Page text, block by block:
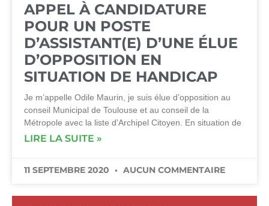
APPEL À CANDIDATURE
POUR UN POSTE
D’ASSISTANT(E) D’UNE ÉLUE
D’OPPOSITION EN
SITUATION DE HANDICAP
Je m’appelle Odile Maurin, je suis élue d’opposition au
conseil Municipal de Toulouse et au conseil de la
Métropole avec la liste d’Archipel Citoyen. En situation de
LIRE LA SUITE »
11 SEPTEMBRE 2020 AUCUN COMMENTAIRE